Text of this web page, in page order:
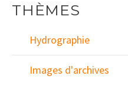
THÈMES
Hydrographie
Images d'archives